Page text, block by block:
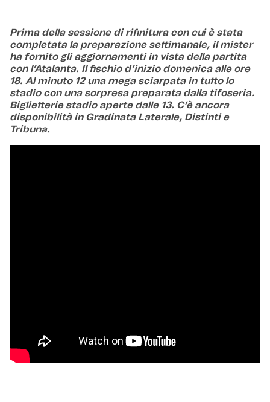
Prima della sessione di rifinitura con cui è stata
completata la preparazione settimanale, il mister
ha fornito gli aggiornamenti in vista della partita
con l’Atalanta. Il fischio d’inizio domenica alle ore
18. Al minuto 12 una mega sciarpata in tutto lo
stadio con una sorpresa preparata dalla tifoseria.
Biglietterie stadio aperte dalle 13. C’è ancora
disponibilità in Gradinata Laterale, Distinti e
Tribuna.